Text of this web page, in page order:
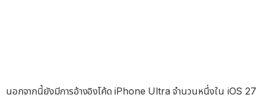
นอกจากนี้ยังมีการอ้างอิงโค้ด iPhone Ultra จำนวนหนึ่งใน iOS 27